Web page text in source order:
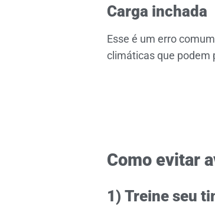
Carga inchada
Esse é um erro
climáticas que podem
Como evitar
1) Treine seu